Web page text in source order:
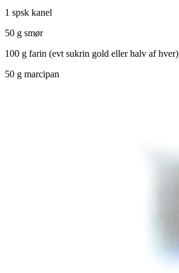
1 spsk kanel
50 g smør
100 g farin (evt sukrin gold eller halv af hver)
50 g marcipan